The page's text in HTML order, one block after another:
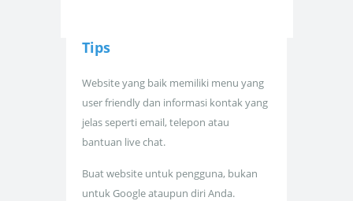
Tips
Website yang baik memiliki menu yang
user friendly dan informasi kontak yang
jelas seperti email, telepon atau
bantuan live chat.
Buat website untuk pengguna, bukan
untuk Google ataupun diri Anda.